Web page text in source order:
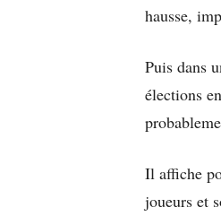
hausse,
Puis dans
élections
Il affiche
joueurs et